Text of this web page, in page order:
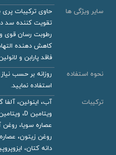
سایر ویژگی ها
حاوی ترکیبات پری
تقویت کننده سد
رطوبت رسان قوی و
کاهش دهنده
فاقد پارابن و
نحوه استفاده
روزانه بر حسب
استفاده نمایید.
ترکیبات
عصاره سویا، روغن
روغن زیتون، عصاره
دانه کتان،